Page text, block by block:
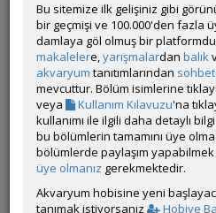
Grubun Diğer Türleri
Liste
(Soda
Latince
Adı:
Bu sitemize ilk gelişiniz gibi
bir geçmişi ve 100.000'den fazla
damlaya göl olmuş bir
makalelere,yarışmalardan balık
akvaryum tanıtımlarından
mevcuttur. Bölüm isimlerine
veya
Kullanım Kılavuzu'na
kullanımı ile ilgili daha detaylı
bu bölümlerin tamamını üye
bölümlerde paylaşım
üye olmanız gerekmektedir.
Akvaryum hobisine yeni
tanımak istiyorsanız
Hobiye